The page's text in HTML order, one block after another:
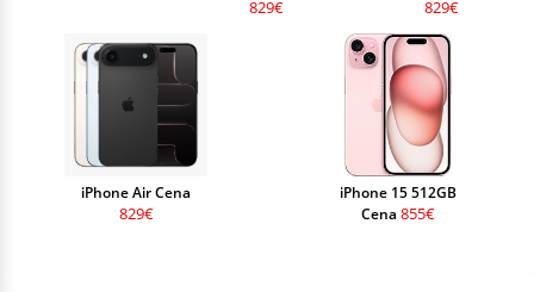
829€ 829€
iPhone Air Cena
829€
iPhone 15 512GB
Cena 855€